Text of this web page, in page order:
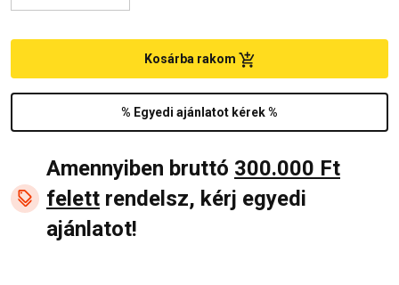
% Egyedi ajánlatot kérek %
Kosárba rakom
Amennyiben bruttó 300.000 Ft
felett rendelsz, kérj egyedi
ajánlatot!